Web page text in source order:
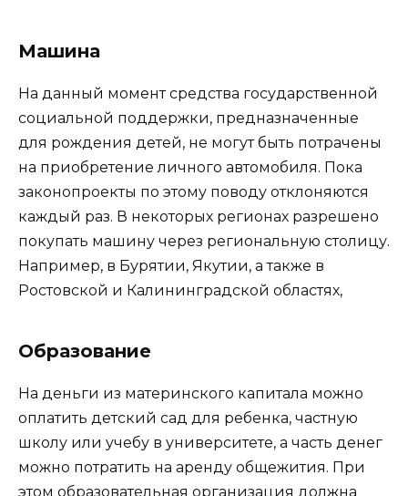
Машина
На данный момент средства государственной
социальной поддержки, предназначенные
для рождения детей, не могут быть потрачены
на приобретение личного автомобиля. Пока
законопроекты по этому поводу отклоняются
каждый раз. В некоторых регионах разрешено
покупать машину через региональную столицу.
Например, в Бурятии, Якутии, а также в
Ростовской и Калининградской областях,
Образование
На деньги из материнского капитала можно
оплатить детский сад для ребенка, частную
школу или учебу в университете, а часть денег
можно потратить на аренду общежития. При
этом образовательная организация должна